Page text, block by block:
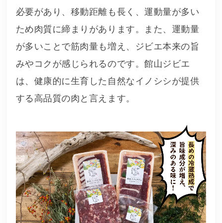
必要があり、移動距離も長く、運動量が多い
ため肉質に締まりがあります。また、運動量
が多いことで筋肉量も増え、ジビエ本来の旨
みやコクが感じられるのです。館山ジビエ
は、健康的に生育した自然なイノシシが提供
する高品質の肉と言えます。